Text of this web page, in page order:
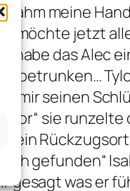
meine
möchte jetzt
habe das Alec
betrunken…
mir seinen
sie runzelte
sein
gefunden“
gesagt was er